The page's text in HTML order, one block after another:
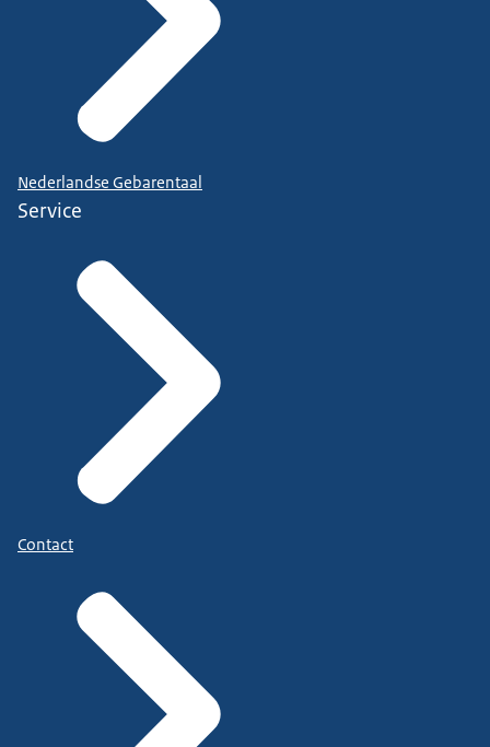
Nederlandse Gebarentaal
Service
Contact